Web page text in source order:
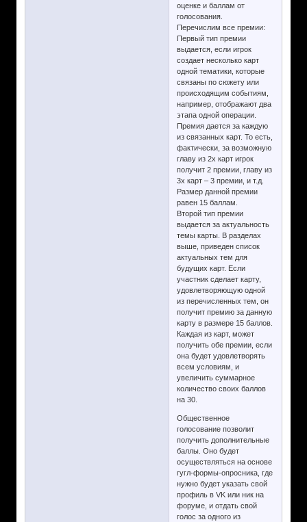
оценке и баллам от
голосования.
Перечислим все премии:
Первый тип премии
выдается, если игрок
создает несколько карт
одной тематики, которые
связаны по сюжету или
происходящим событиям,
например, отображают два
этапа одной операции.
Премия дается за каждую
из связанных карт. То есть,
фактически, за возможную
главу из 2х карт игрок
получит 2 премии, главу из
3х карт – 3 премии, и т.д.
Размер данной премии
равен 15 баллам.
Второй тип премии
выдается за актуальность
темы карты. В разделах
выше, приведен список
актуальных тем для
будущих карт. Если
участник сделает карту,
удовлетворяющую одной
из перечисленных тем, он
получит премию за данную
карту в размере 15 баллов.
Каждая из карт, может
получить обе премии, если
она будет удовлетворять
всем условиям, и
увеличить суммарное
количество своих баллов
на 30.
Общественное
голосование позволит
получить дополнительные
баллы. Оно будет
осуществляться на основе
гугл-формы-опросника, где
нужно будет указать свой
профиль в VK или ник на
форуме, и отдать свой
голос за одного из